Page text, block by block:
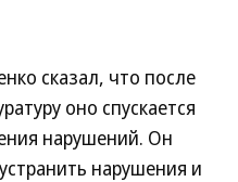
сказал, что после
оно спускается
нарушений. Он
нарушения и